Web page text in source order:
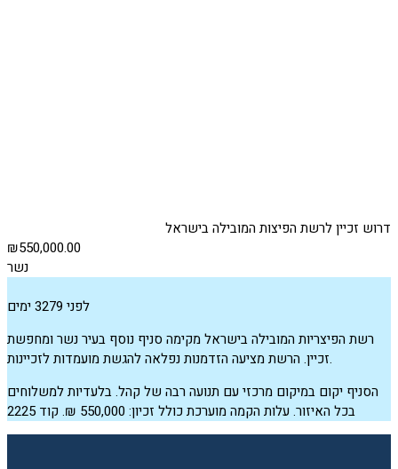
דרוש זכיין לרשת הפיצות המובילה בישראל
₪550,000.00
נשר
לפני 3279 ימים
רשת הפיצריות המובילה בישראל מקימה סניף נוסף בעיר נשר ומחפשת
זכיין. הרשת מציעה הזדמנות נפלאה להגשת מועמדות לזכיינות.
הסניף יקום במיקום מרכזי עם תנועה רבה של קהל. בלעדיות למשלוחים
בכל האיזור. עלות הקמה מוערכת כולל זכיון: 550,000 ₪. קוד 2225